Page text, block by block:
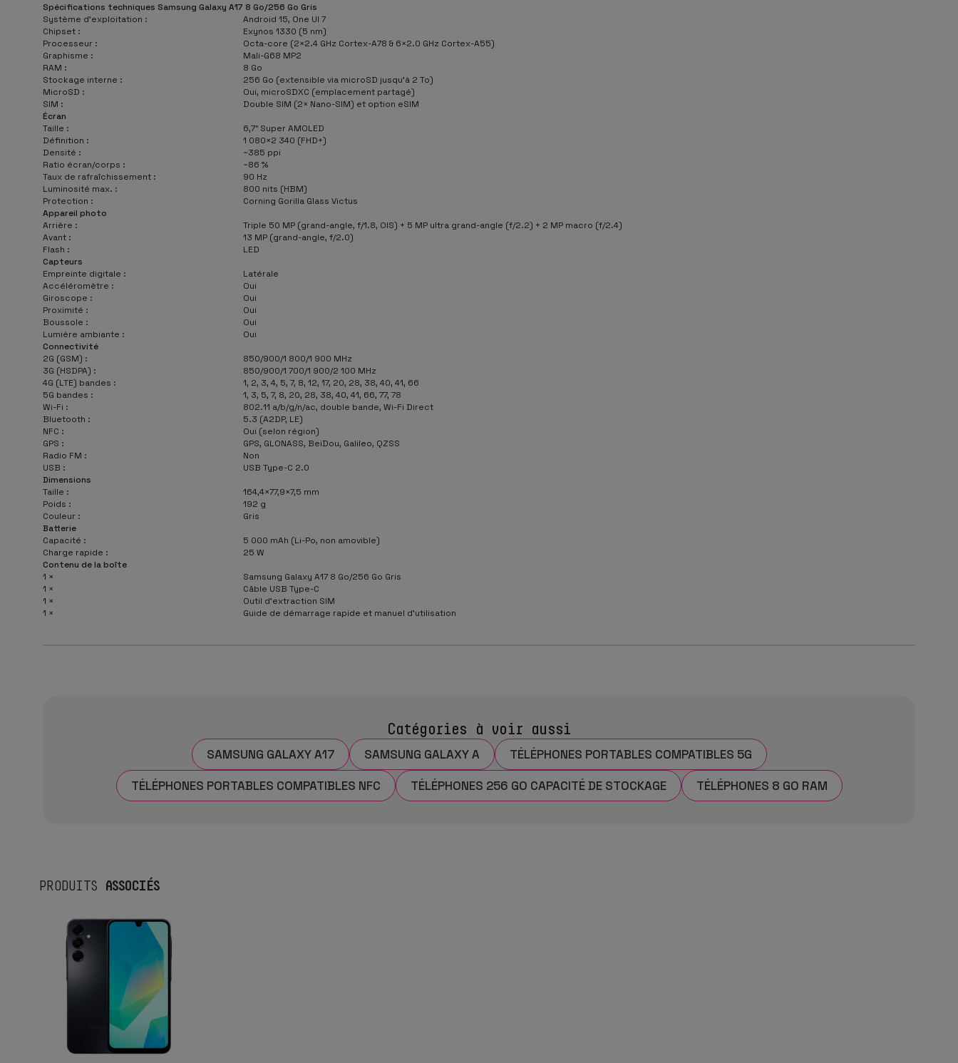
Spécifications techniques Samsung Galaxy A17 8 Go/256 Go Gris
Système d’exploitation :
Android 15, One UI 7
Chipset :
Exynos 1330 (5 nm)
Processeur :
Octa-core (2×2.4 GHz Cortex-A78 & 6×2.0 GHz Cortex-A55)
Graphisme :
Mali-G68 MP2
RAM :
8 Go
Stockage interne :
256 Go (extensible via microSD jusqu’à 2 To)
MicroSD :
Oui, microSDXC (emplacement partagé)
SIM :
Double SIM (2× Nano-SIM) et option eSIM
Écran
Taille :
6,7″ Super AMOLED
Définition :
1 080×2 340 (FHD+)
Densité :
~385 ppi
Ratio écran/corps :
~86 %
Taux de rafraîchissement :
90 Hz
Luminosité max. :
800 nits (HBM)
Protection :
Corning Gorilla Glass Victus
Appareil photo
Arrière :
Triple 50 MP (grand-angle, f/1.8, OIS) + 5 MP ultra grand-angle (f/2.2) + 2 MP macro (f/2.4)
Avant :
13 MP (grand-angle, f/2.0)
Flash :
LED
Capteurs
Empreinte digitale :
Latérale
Accéléromètre :
Oui
Giroscope :
Oui
Proximité :
Oui
Boussole :
Oui
Lumière ambiante :
Oui
Connectivité
2G (GSM) :
850/900/1 800/1 900 MHz
3G (HSDPA) :
850/900/1 700/1 900/2 100 MHz
4G (LTE) bandes :
1, 2, 3, 4, 5, 7, 8, 12, 17, 20, 28, 38, 40, 41, 66
5G bandes :
1, 3, 5, 7, 8, 20, 28, 38, 40, 41, 66, 77, 78
Wi-Fi :
802.11 a/b/g/n/ac, double bande, Wi-Fi Direct
Bluetooth :
5.3 (A2DP, LE)
NFC :
Oui (selon région)
GPS :
GPS, GLONASS, BeiDou, Galileo, QZSS
Radio FM :
Non
USB :
USB Type-C 2.0
Dimensions
Taille :
164,4×77,9×7,5 mm
Poids :
192 g
Couleur :
Gris
Batterie
Capacité :
5 000 mAh (Li-Po, non amovible)
Charge rapide :
25 W
Contenu de la boîte
1 ×
Samsung Galaxy A17 8 Go/256 Go Gris
1 ×
Câble USB Type-C
1 ×
Outil d’extraction SIM
1 ×
Guide de démarrage rapide et manuel d’utilisation
Catégories à voir aussi
SAMSUNG GALAXY A17 SAMSUNG GALAXY A
TÉLÉPHONES PORTABLES COMPATIBLES 5G
TÉLÉPHONES PORTABLES COMPATIBLES NFC
TÉLÉPHONES 256 GO CAPACITÉ DE STOCKAGE TÉLÉPHONES 8 GO RAM
PRODUITS ASSOCIÉS